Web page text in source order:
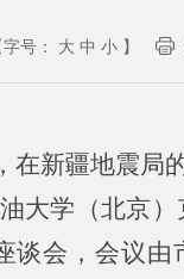
字号： 大 中 小 】
在新疆地震局
大学（北京）
谈会，会议由